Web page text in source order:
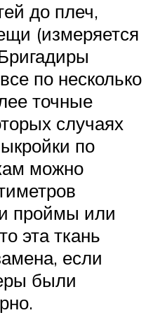
до плеч,
(измеряется
по несколько
точные
случаях
по
можно
проймы или
эта ткань
если
были